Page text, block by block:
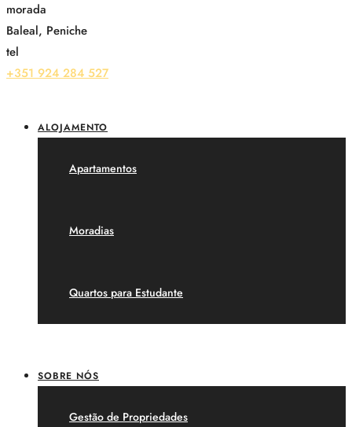
morada
Baleal, Peniche
tel
+351 924 284 527
ALOJAMENTO
Apartamentos
Moradias
Quartos para Estudante
SOBRE NÓS
Gestão de Propriedades